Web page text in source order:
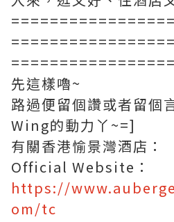
先這樣嚕~
路過便留個讚或者留個
Wing的動力丫~=]
有關香港愉景灣酒店：
Official Website：
https://
om/tc